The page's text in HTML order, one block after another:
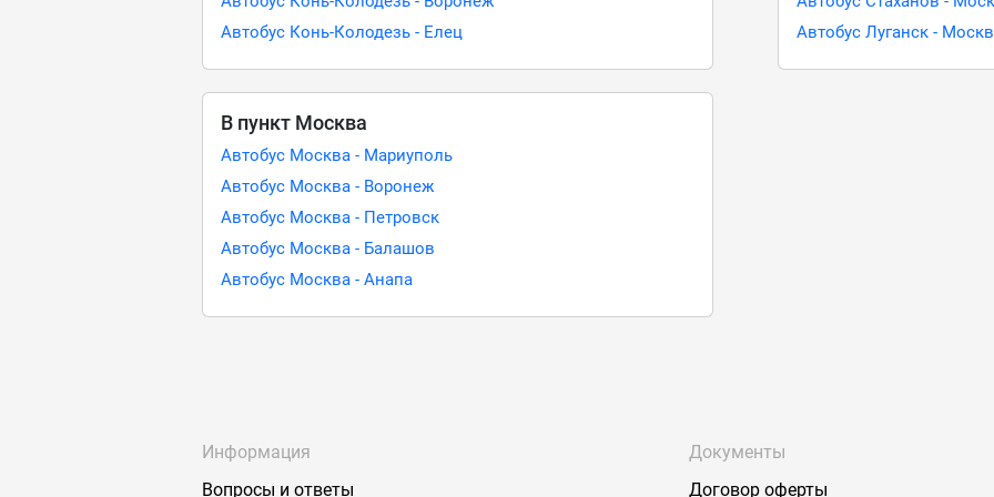
Автобус Конь-Колодезь - Елец
Автобус Луганск -
В пункт Москва
Автобус Москва - Мариуполь
Автобус Москва - Воронеж
Автобус Москва - Петровск
Автобус Москва - Балашов
Автобус Москва - Анапа
Информация
Вопросы и ответы
Документы
Договор оферты